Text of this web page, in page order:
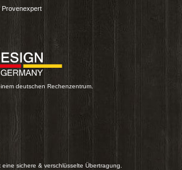
Provenexpert
deutschen Rechenzentrum.
sichere & verschlüsselte Übertragung.